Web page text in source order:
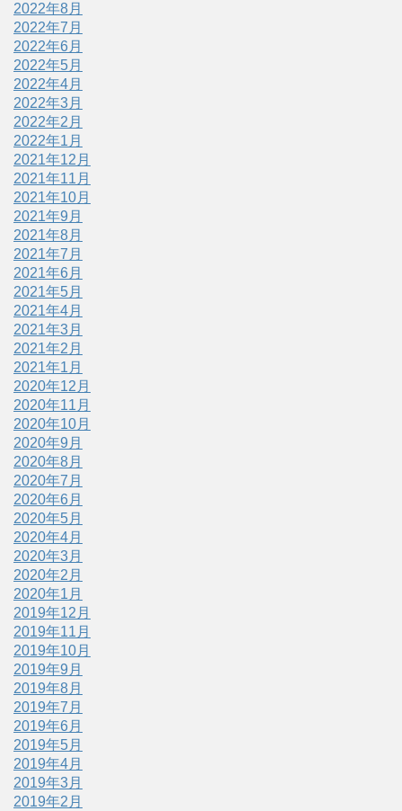
2022年8月
2022年7月
2022年6月
2022年5月
2022年4月
2022年3月
2022年2月
2022年1月
2021年12月
2021年11月
2021年10月
2021年9月
2021年8月
2021年7月
2021年6月
2021年5月
2021年4月
2021年3月
2021年2月
2021年1月
2020年12月
2020年11月
2020年10月
2020年9月
2020年8月
2020年7月
2020年6月
2020年5月
2020年4月
2020年3月
2020年2月
2020年1月
2019年12月
2019年11月
2019年10月
2019年9月
2019年8月
2019年7月
2019年6月
2019年5月
2019年4月
2019年3月
2019年2月